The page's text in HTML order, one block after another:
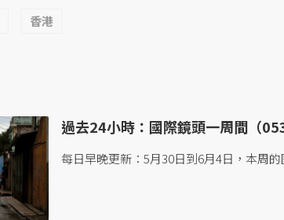
香港
過去24小時：國際鏡頭一周間（
每日早晚更新：5月30日到6月4日，本周的